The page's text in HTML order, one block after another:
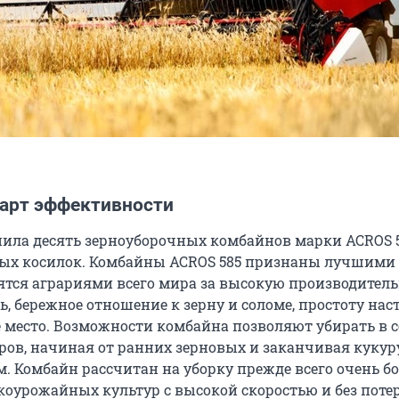
эффективности
десять зерноуборочных комбайнов марки ACROS
косилок. Комбайны ACROS 585 признаны лучшими
аграриями всего мира за высокую
бережное отношение к зерну и соломе, простоту
место. Возможности комбайна позволяют убирать в
начиная от ранних зерновых и заканчивая
Комбайн рассчитан на уборку прежде всего очень
культур с высокой скоростью и без